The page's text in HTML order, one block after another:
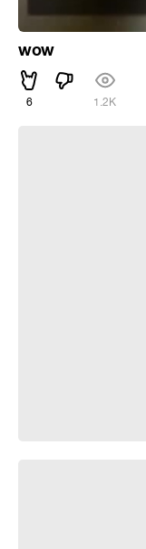
wow
6 1.2K